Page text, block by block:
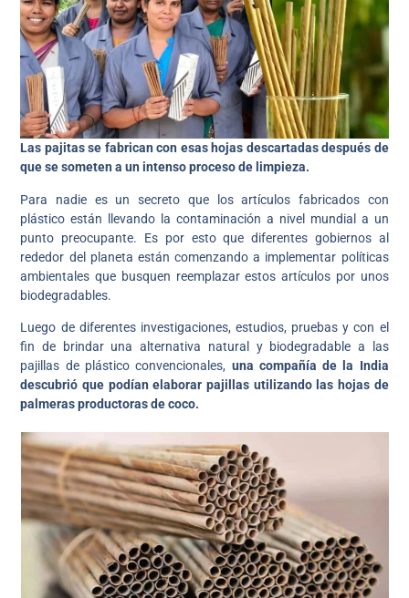
Las pajitas se fabrican con esas hojas descartadas después de
que se someten a un intenso proceso de limpieza.
Para nadie es un secreto que los artículos fabricados con
plástico están llevando la contaminación a nivel mundial a un
punto preocupante. Es por esto que diferentes gobiernos al
rededor del planeta están comenzando a implementar políticas
ambientales que busquen reemplazar estos artículos por unos
biodegradables.
Luego de diferentes investigaciones, estudios, pruebas y con el
fin de brindar una alternativa natural y biodegradable a las
pajillas de plástico convencionales, una compañía de la India
descubrió que podían elaborar pajillas utilizando las hojas de
palmeras productoras de coco.